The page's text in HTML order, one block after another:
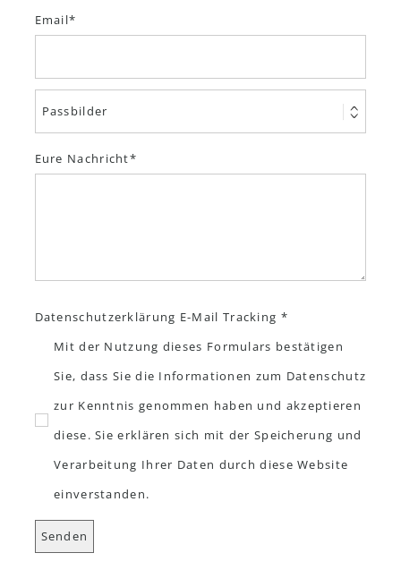
Email
Eure Nachricht
Datenschutzerklärung E-Mail Tracking *
Mit der Nutzung dieses Formulars bestätigen
Sie, dass Sie die Informationen zum Datenschutz
zur Kenntnis genommen haben und akzeptieren
diese. Sie erklären sich mit der Speicherung und
Verarbeitung Ihrer Daten durch diese Website
einverstanden.